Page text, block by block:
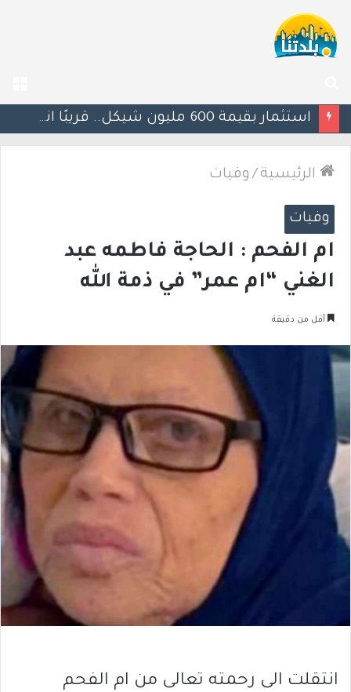
عن
الرئيسية / وفيات
وفيات
ام الفحم : الحاجة فاطمه عبد
الغني “ام عمر” في ذمة الله
أقل من دقيقة
انتقلت الى رحمته تعالى من ام الفحم